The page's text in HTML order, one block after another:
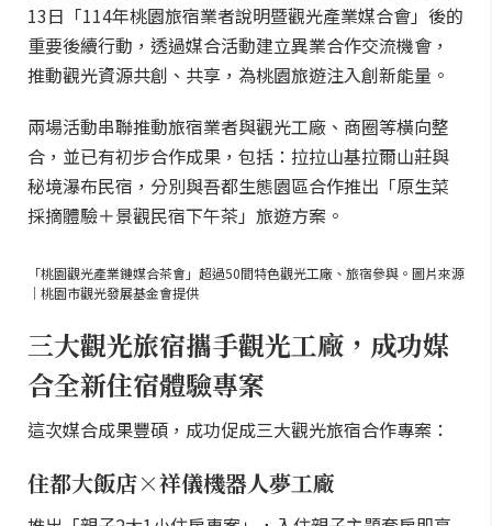
13日「114年桃園旅宿業者說明暨觀光產業媒合會」後的
重要後續行動，透過媒合活動建立異業合作交流機會，
推動觀光資源共創、共享，為桃園旅遊注入創新能量。
兩場活動串聯推動旅宿業者與觀光工廠、商圈等橫向整
合，並已有初步合作成果，包括：拉拉山基拉爾山莊與
秘境瀑布民宿，分別與吾都生態園區合作推出「原生菜
採摘體驗＋景觀民宿下午茶」旅遊方案。
「桃園觀光產業鏈媒合茶會」超過50間特色觀光工廠、旅宿參與。圖片來源
｜桃園市觀光發展基金會提供
三大觀光旅宿攜手觀光工廠，成功媒
合全新住宿體驗專案
這次媒合成果豐碩，成功促成三大觀光旅宿合作專案：
住都大飯店×祥儀機器人夢工廠